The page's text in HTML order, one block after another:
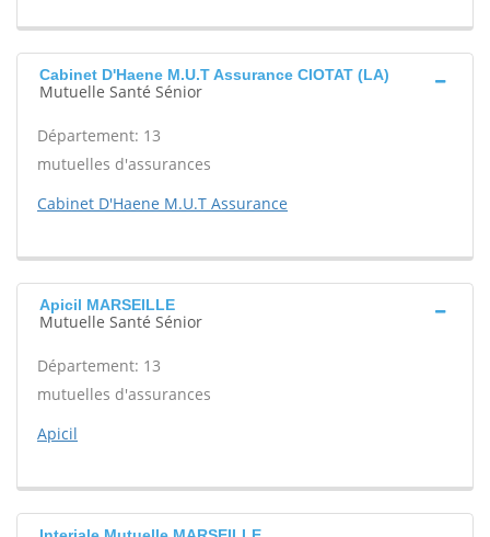
Cabinet D'Haene M.U.T Assurance CIOTAT (LA)
Mutuelle Santé Sénior
Département: 13
mutuelles d'assurances
Cabinet D'Haene M.U.T Assurance
Apicil MARSEILLE
Mutuelle Santé Sénior
Département: 13
mutuelles d'assurances
Apicil